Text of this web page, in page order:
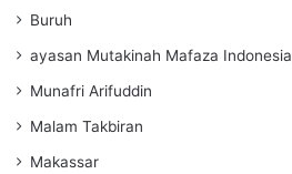
Buruh
ayasan Mutakinah Mafaza Indonesia
Munafri Arifuddin
Malam Takbiran
Makassar